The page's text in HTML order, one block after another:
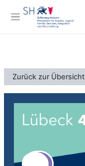
Zum Hauptinhalt
Website-Übersicht
Zurück zur Übersicht